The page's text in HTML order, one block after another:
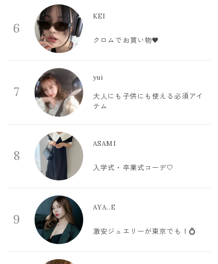
6
KEI
クロムでお買い物🖤
7
yui
大人にも子供にも使える必須アイ
テム
8
ASAMI
入学式・卒業式コーデ🤍
9
AYA..E
激安ジュエリーが東京でも！💍